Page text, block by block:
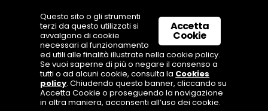
Accetta
Cookie
Questo sito o gli strumenti
terzi da questo utilizzati si
avvalgono di cookie
necessari al funzionamento
ed utili alle finalità illustrate nella cookie policy.
Se vuoi saperne di più o negare il consenso a
tutti o ad alcuni cookie, consulta la Cookies
policy. Chiudendo questo banner, cliccando su
Accetta Cookie o proseguendo la navigazione
in altra maniera, acconsenti all’uso dei cookie.